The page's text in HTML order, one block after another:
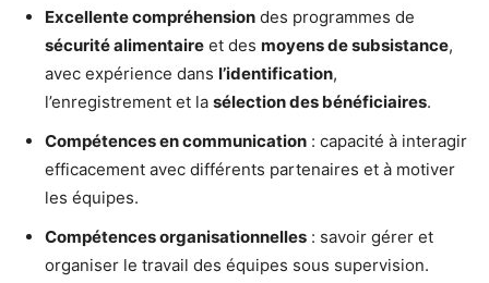
Excellente compréhension des programmes de
sécurité alimentaire et des moyens de subsistance,
avec expérience dans l’identification,
l’enregistrement et la sélection des bénéficiaires.
Compétences en communication : capacité à interagir
efficacement avec différents partenaires et à motiver
les équipes.
Compétences organisationnelles : savoir gérer et
organiser le travail des équipes sous supervision.